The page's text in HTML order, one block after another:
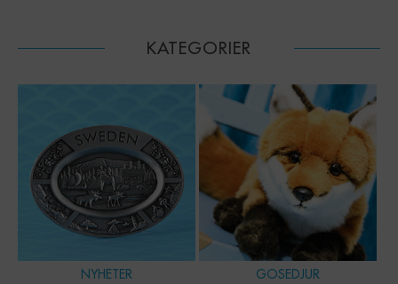
KATEGORIER
NYHETER GOSEDJUR